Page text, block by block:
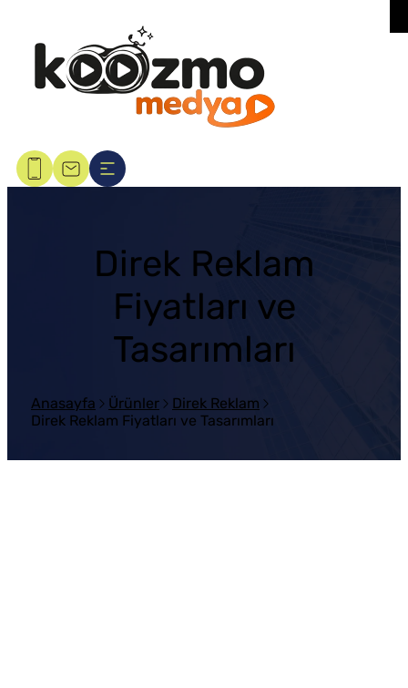
Direk Reklam
Fiyatları ve
Tasarımları
Anasayfa Ürünler
Direk Reklam
Direk Reklam Fiyatları ve Tasarımları